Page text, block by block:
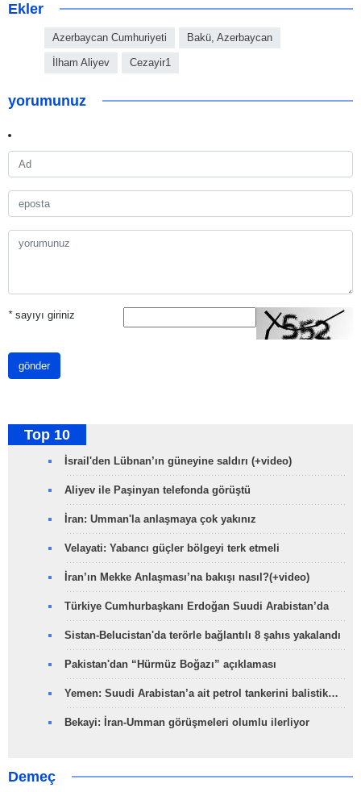
Ekler
Azerbaycan Cumhuriyeti Bakü, Azerbaycan
İlham Aliyev Cezayir1
yorumunuz
*sayıyı giriniz
gönder
Top 10
İsrail'den Lübnan’ın güneyine saldırı (+video)
Aliyev ile Paşinyan telefonda görüştü
İran: Umman'la anlaşmaya çok yakınız
Velayati: Yabancı güçler bölgeyi terk etmeli
İran’ın Mekke Anlaşması’na bakışı nasıl?(+video)
Türkiye Cumhurbaşkanı Erdoğan Suudi Arabistan’da
Sistan-Belucistan'da terörle bağlantılı 8 şahıs yakalandı
Pakistan'dan “Hürmüz Boğazı” açıklaması
Yemen: Suudi Arabistan’a ait petrol tankerini balistik…
Bekayi: İran-Umman görüşmeleri olumlu ilerliyor
Demeç